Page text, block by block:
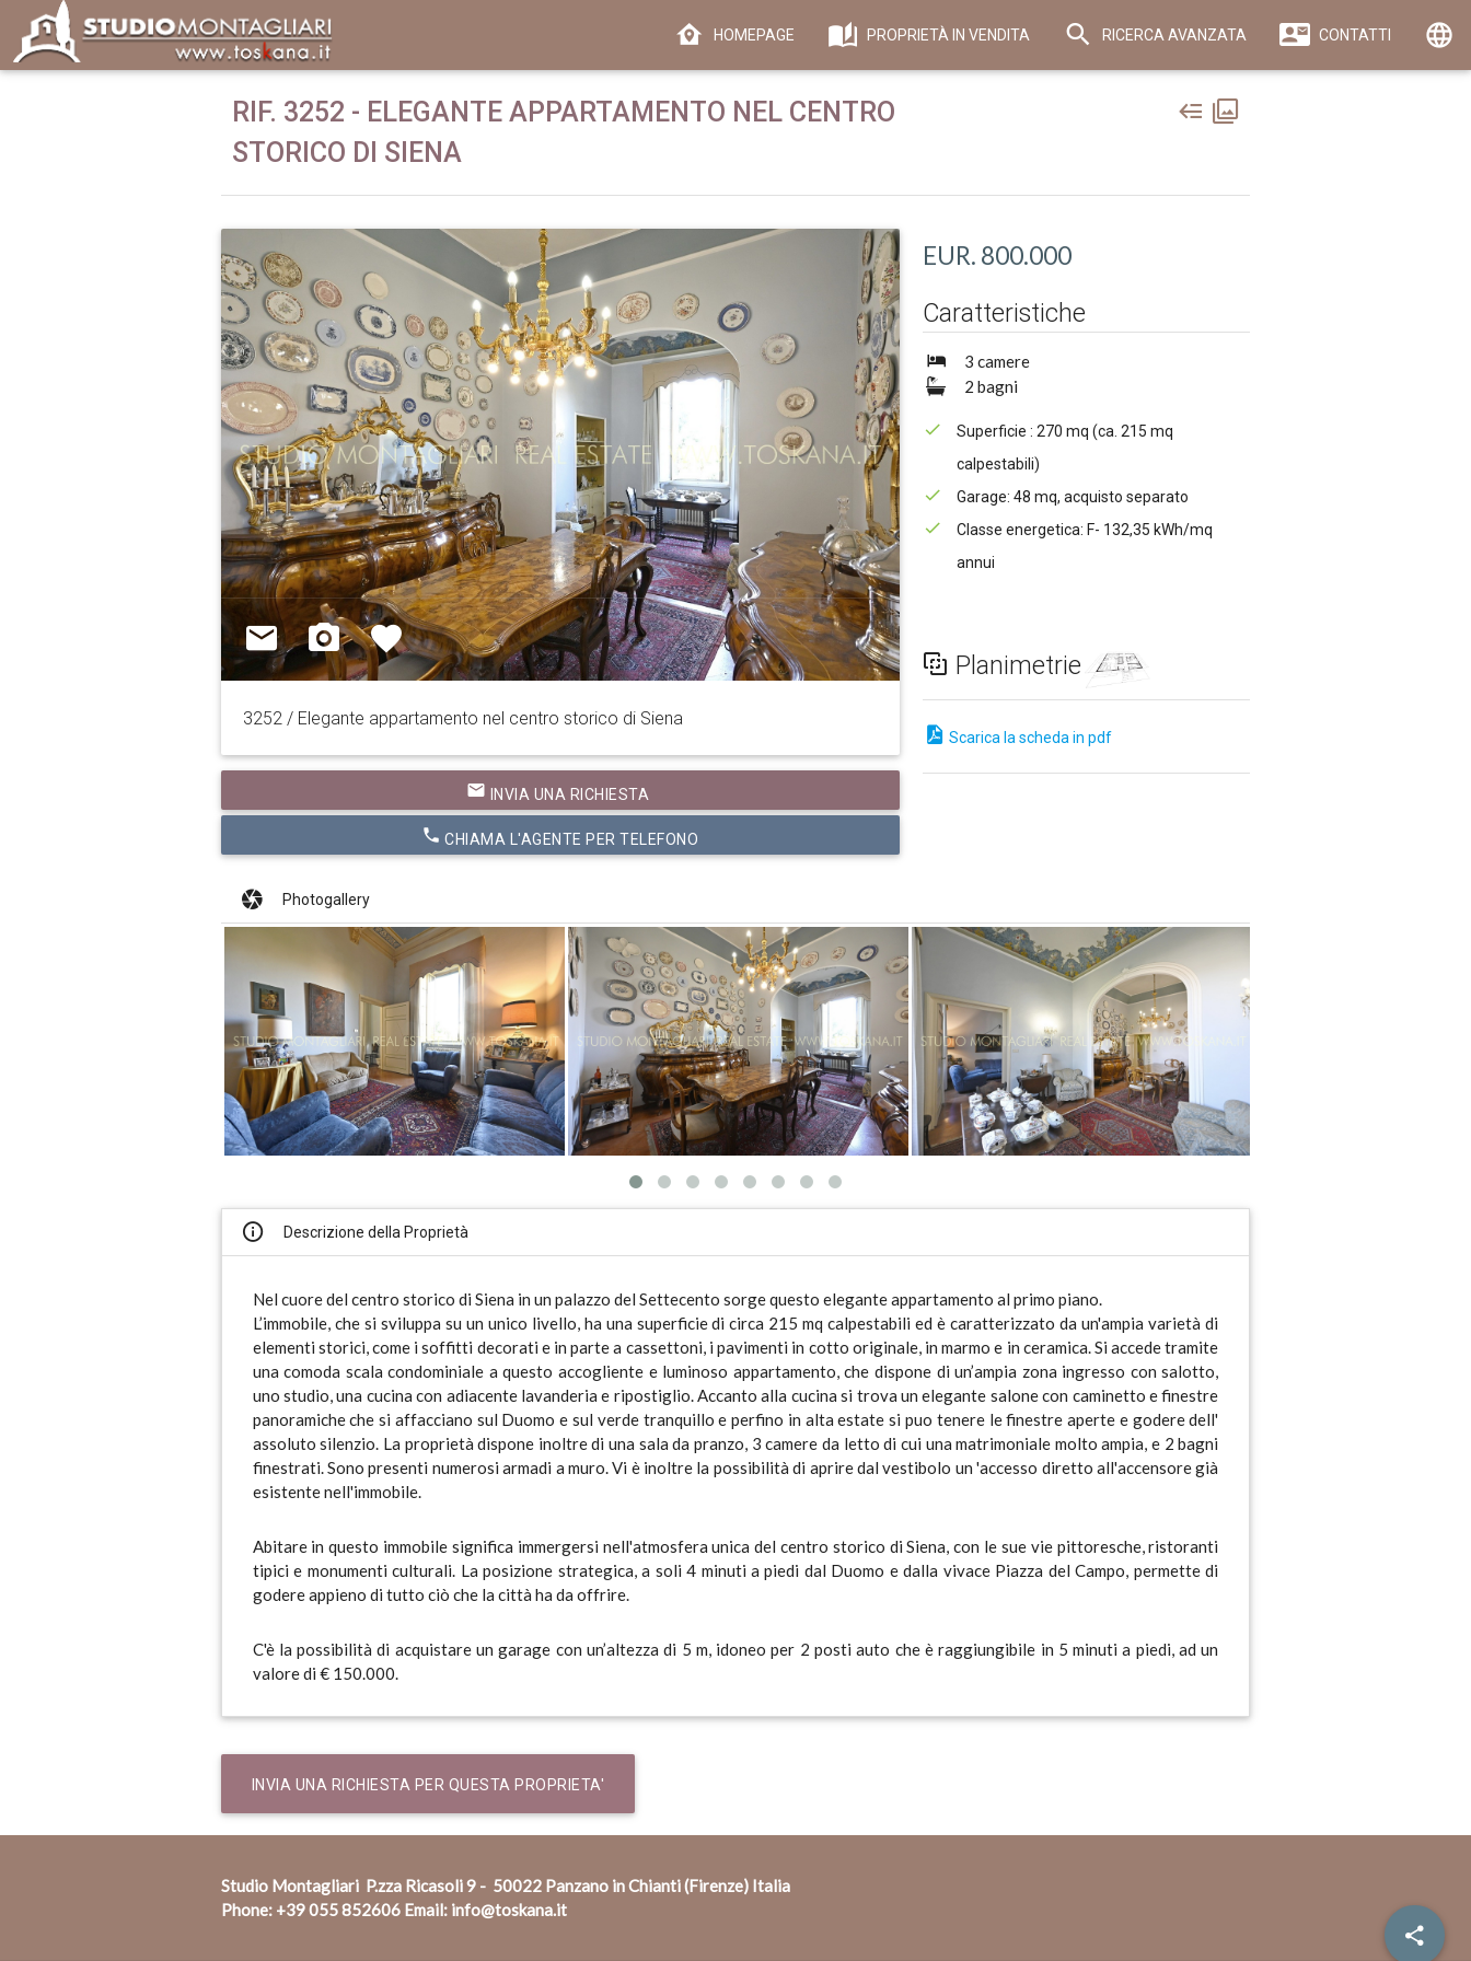
HOMEPAGE PROPRIETÀ IN VENDITA RICERCA AVANZATA CONTATTI language
RIF. 3252 - ELEGANTE APPARTAMENTO NEL CENTRO
STORICO DI SIENA
3252 / Elegante appartamento nel centro storico di Siena
email INVIA UNA RICHIESTA
phone CHIAMA L'AGENTE PER TELEFONO
EUR. 800.000
Caratteristiche
3 camere
2 bagni
Superficie : 270 mq (ca. 215 mq
calpestabili)
Garage: 48 mq, acquisto separato
Classe energetica: F- 132,35 kWh/mq
annui
Planimetrie
Scarica la scheda in pdf
Photogallery
Descrizione della Proprietà
Nel cuore del centro storico di Siena in un palazzo del Settecento sorge questo elegante appartamento al primo piano.
L’immobile, che si sviluppa su un unico livello, ha una superficie di circa 215 mq calpestabili ed è caratterizzato da un'ampia varietà di
elementi storici, come i soffitti decorati e in parte a cassettoni, i pavimenti in cotto originale, in marmo e in ceramica. Si accede tramite
una comoda scala condominiale a questo accogliente e luminoso appartamento, che dispone di un’ampia zona ingresso con salotto,
uno studio, una cucina con adiacente lavanderia e ripostiglio. Accanto alla cucina si trova un elegante salone con caminetto e finestre
panoramiche che si affacciano sul Duomo e sul verde tranquillo e perfino in alta estate si puo tenere le finestre aperte e godere dell'
assoluto silenzio. La proprietà dispone inoltre di una sala da pranzo, 3 camere da letto di cui una matrimoniale molto ampia, e 2 bagni
finestrati. Sono presenti numerosi armadi a muro. Vi è inoltre la possibilità di aprire dal vestibolo un 'accesso diretto all'accensore già
esistente nell'immobile.
Abitare in questo immobile significa immergersi nell'atmosfera unica del centro storico di Siena, con le sue vie pittoresche, ristoranti
tipici e monumenti culturali. La posizione strategica, a soli 4 minuti a piedi dal Duomo e dalla vivace Piazza del Campo, permette di
godere appieno di tutto ciò che la città ha da offrire.
C'è la possibilità di acquistare un garage con un’altezza di 5 m, idoneo per 2 posti auto che è raggiungibile in 5 minuti a piedi, ad un
valore di € 150.000.
INVIA UNA RICHIESTA PER QUESTA PROPRIETA'
Studio Montagliari P.zza Ricasoli 9 - 50022 Panzano in Chianti (Firenze) Italia
Phone: +39 055 852606Email: info@toskana.it